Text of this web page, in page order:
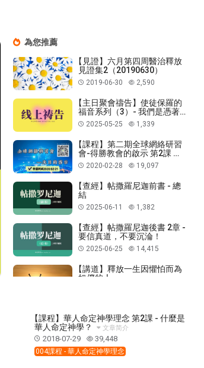
為您推薦
【見證】六月第四周醫治釋放
見證集2（20190630）
2019-06-30 2,590
【主日聚會禱告】使徒保羅的
福音系列（3）- 我們是憑著
應許作兒女！
2025-05-25 1,339
【課程】第二期全球網絡研習
會-得勝教會的啟示 第2課 這
是我們的命定
2020-02-28 19,097
【查經】帖撒羅尼迦前書 - 總
結
2025-06-11 1,382
【查經】帖撒羅尼迦後書 2章 -
要信真道，不要沉淪！
2025-06-25 14,415
【講道】釋放一生因懼怕而為
奴僕的人
《學習做事中的兩個壞習慣》
2021-09-24
V2-C103如何查聖經-01-要學
【課程】華人命定神學理念 第2課 - 什麼是
華人命定神學？
文章简介
2018-07-29 39,448
004課程 - 華人命定神學理念